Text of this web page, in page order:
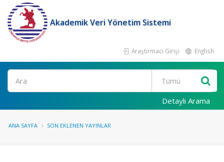
Akademik Veri Yönetim Sistemi
Araştırmacı Girişi English
Ara
Detaylı Arama
ANA SAYFA SON EKLENEN YAYINLAR